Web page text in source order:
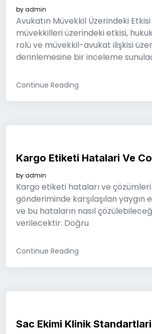
byadmin
Avukatın Müvekkil Üzerindeki
müvekkilleri üzerindeki etkisi,
rolü ve müvekkil-avukat ilişkisi
derinlemesine bir inceleme
Continue Reading
Kargo Etiketi Hatalari Ve
byadmin
Kargo etiketi hataları ve
gönderiminde karşılaşılan yaygın
ve bu hataların nasıl
verilecektir. Doğru
Continue Reading
Sac Ekimi Klinik Standartlari